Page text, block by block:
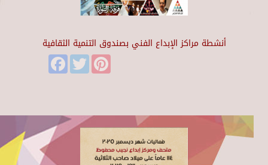
أنشطة مراكز الإبداع الفني بصندوق التنمية الثقافية
FacebookTwitter